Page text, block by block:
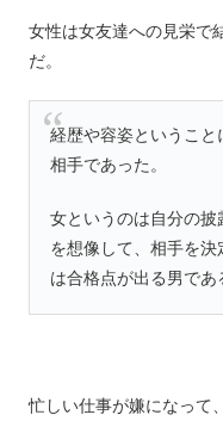
女性は女友達への見栄で
だ。
経歴や容姿というこ
相手であった。
女というのは自分の
を想像して、相手を
は合格点が出る男であ
忙しい仕事が嫌になって